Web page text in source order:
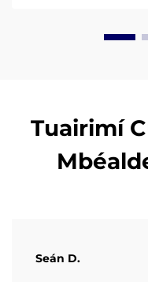
Tuairimí
Seán D.